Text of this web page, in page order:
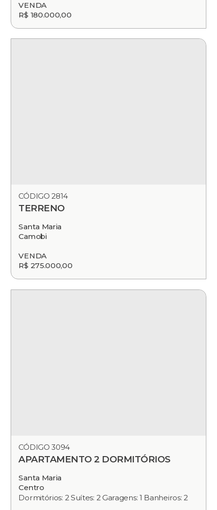
VENDA
R$ 180.000,00
CÓDIGO 2814
TERRENO
Santa Maria
Camobi
VENDA
R$ 275.000,00
CÓDIGO 3094
APARTAMENTO 2 DORMITÓRIOS
Santa Maria
Centro
Dormitórios: 2 Suítes: 2 Garagens: 1 Banheiros: 2